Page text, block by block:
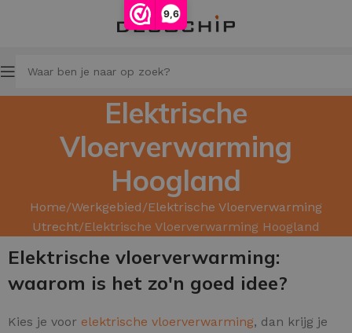
9,6
Elektrische
Vloerverwarming
Hoogland
Home Werkgebied Elektrische Vloerverwarming
Utrecht Elektrische Vloerverwarming Hoogland
Elektrische vloerverwarming:
waarom is het zo'n goed idee?
Kies je voor elektrische vloerverwarming, dan krijg je